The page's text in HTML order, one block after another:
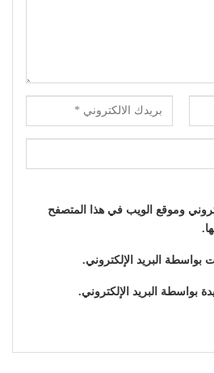
وموقع الويب في هذا المتصفح
بواسطة البريد الإلكتروني.
بواسطة البريد الإلكتروني.